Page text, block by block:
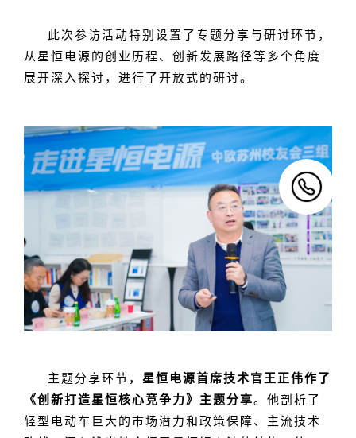
此次参访活动特别设置了专题分享与研讨环节，
从星恒电源的创业历程、创新发展路径等多个角度
展开深入探讨，进行了开放式的研讨。
主题分享环节， 星恒电源首席技术官王正伟作了
《创新打造星恒核心竞争力》主题分享。他剖析了
轻型电动车巨大的市场潜力和政策保障、主流技术